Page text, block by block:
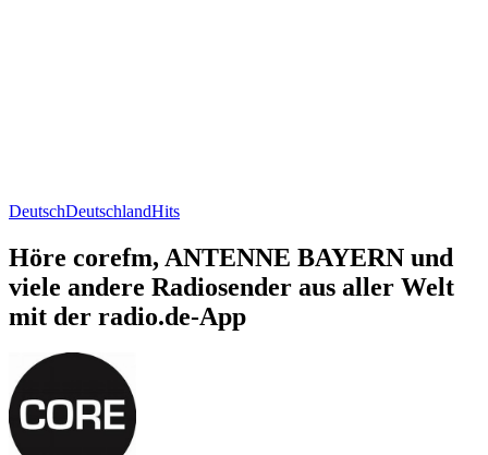
DeutschDeutschlandHits
Höre corefm, ANTENNE BAYERN und
viele andere Radiosender aus aller Welt
mit der radio.de-App